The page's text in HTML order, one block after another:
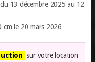
13 décembre 2025 au 12
cm le 20 mars 2026
sur votre location